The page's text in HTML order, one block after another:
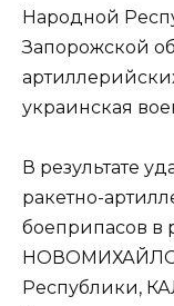
Народной
Запорожской
украинская
В результате
ракетно-
боеприпасов в
Республики,